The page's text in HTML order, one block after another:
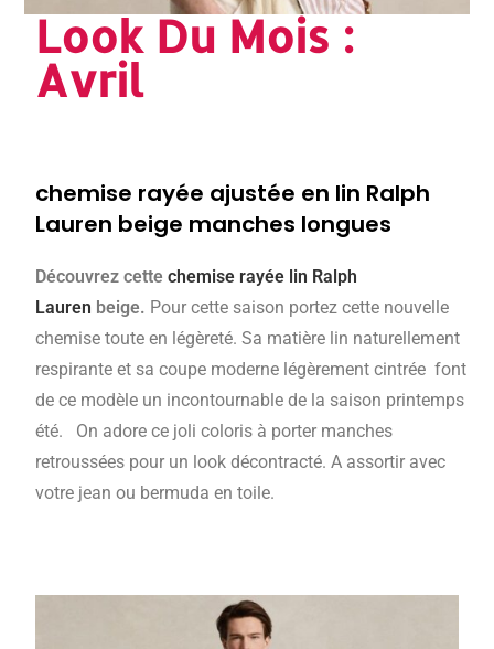
Look Du Mois :
Avril
chemise rayée ajustée en lin Ralph
Lauren beige manches longues
Découvrez cettechemise rayée lin Ralph
Lauren beige. Pour cette saison portez cette nouvelle
chemise toute en légèreté. Sa matière lin naturellement
respirante et sa coupe moderne légèrement cintrée font
de ce modèle un incontournable de la saison printemps
été. On adore ce joli coloris à porter manches
retroussées pour un look décontracté. A assortir avec
votre jean ou bermuda en toile.